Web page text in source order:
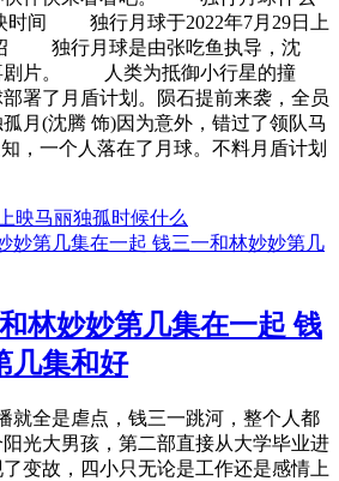
间 独行月球于2022年7月29日上
行月球是由张吃鱼执导，沈
剧片。 人类为抵御小行星的撞
署了月盾计划。陨石提前来袭，全员
月(沈腾 饰)因为意外，错过了领队马
，一个人落在了月球。不料月盾计划
上映马丽独孤时候什么
林妙妙第几集在一起 钱
几集和好
全是虐点，钱三一跳河，整个人都
光大男孩，第二部直接从大学毕业进
变故，四小只无论是工作还是感情上